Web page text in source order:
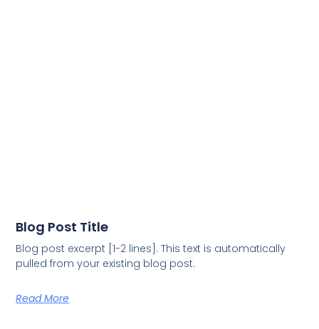
Blog Post Title
Blog post excerpt [1-2 lines]. This text is automatically
pulled from your existing blog post.
Read More